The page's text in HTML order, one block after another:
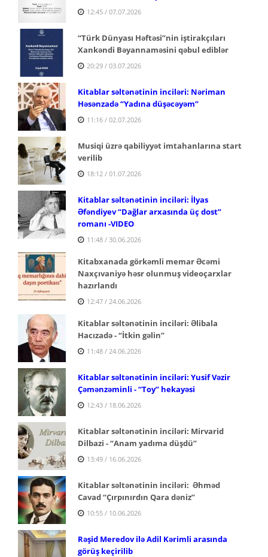
12:45 / 07.07.2026
“Türk Dünyası Həftəsi”nin iştirakçıları
Xankəndi Bəyannaməsini qəbul ediblər
20:29 / 03.07.2026
Kitablar səltənətinin inciləri: Nəriman
Həsənzadə “Yadına düşəcəyəm”
11:16 / 02.07.2026
Musiqi üzrə qabiliyyət imtahanlarına start
verilib
18:12 / 01.07.2026
Kitablar səltənətinin inciləri: İlyas
Əfəndiyev“Dağlar arxasında üç dost”
romanı -VIDEO
11:48 / 30.06.2026
Kitabxanada görkəmli memar Əcəmi
Naxçıvaniyə həsrolunmuş videoçarxlar
hazırlandı
12:47 / 24.06.2026
Kitablar səltənətinin inciləri: Əlibala
Hacızadə - “İtkin gəlin”
11:48 / 24.06.2026
Kitablar səltənətinin inciləri: Yusif Vəzir
Çəmənzəminli -“Toy” hekayəsi
12:43 / 18.06.2026
Kitablar səltənətinin inciləri: Mirvarid
Dilbazi -“Anam yadıma düşdü”
13:49 / 16.06.2026
Kitablar səltənətinin inciləri: Əhməd
Cavad“Çırpınırdın Qara dəniz”
10:55 / 10.06.2026
Rəşid Meredov ilə Adil Kərimli arasında
görüş keçirilib